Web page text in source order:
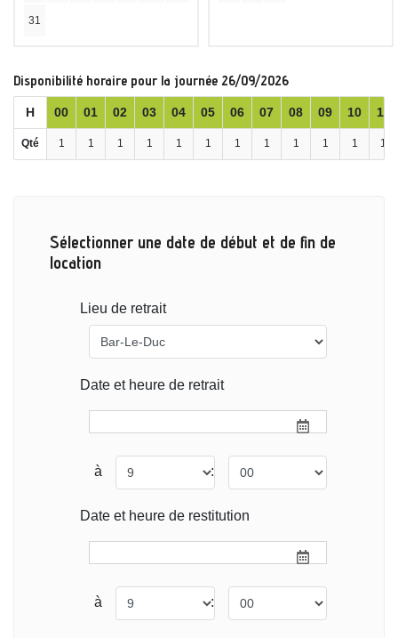
31
Disponibilité horaire pour la journée 26/09/2026
H 00 01 02 03 04 05 06 07 08 09 10 11
Qté 1 1 1 1 1 1 1 1 1 1 1 1
Sélectionner une date de début et de fin de
location
Lieu de retrait
Date et heure de retrait
à :
Date et heure de restitution
à :